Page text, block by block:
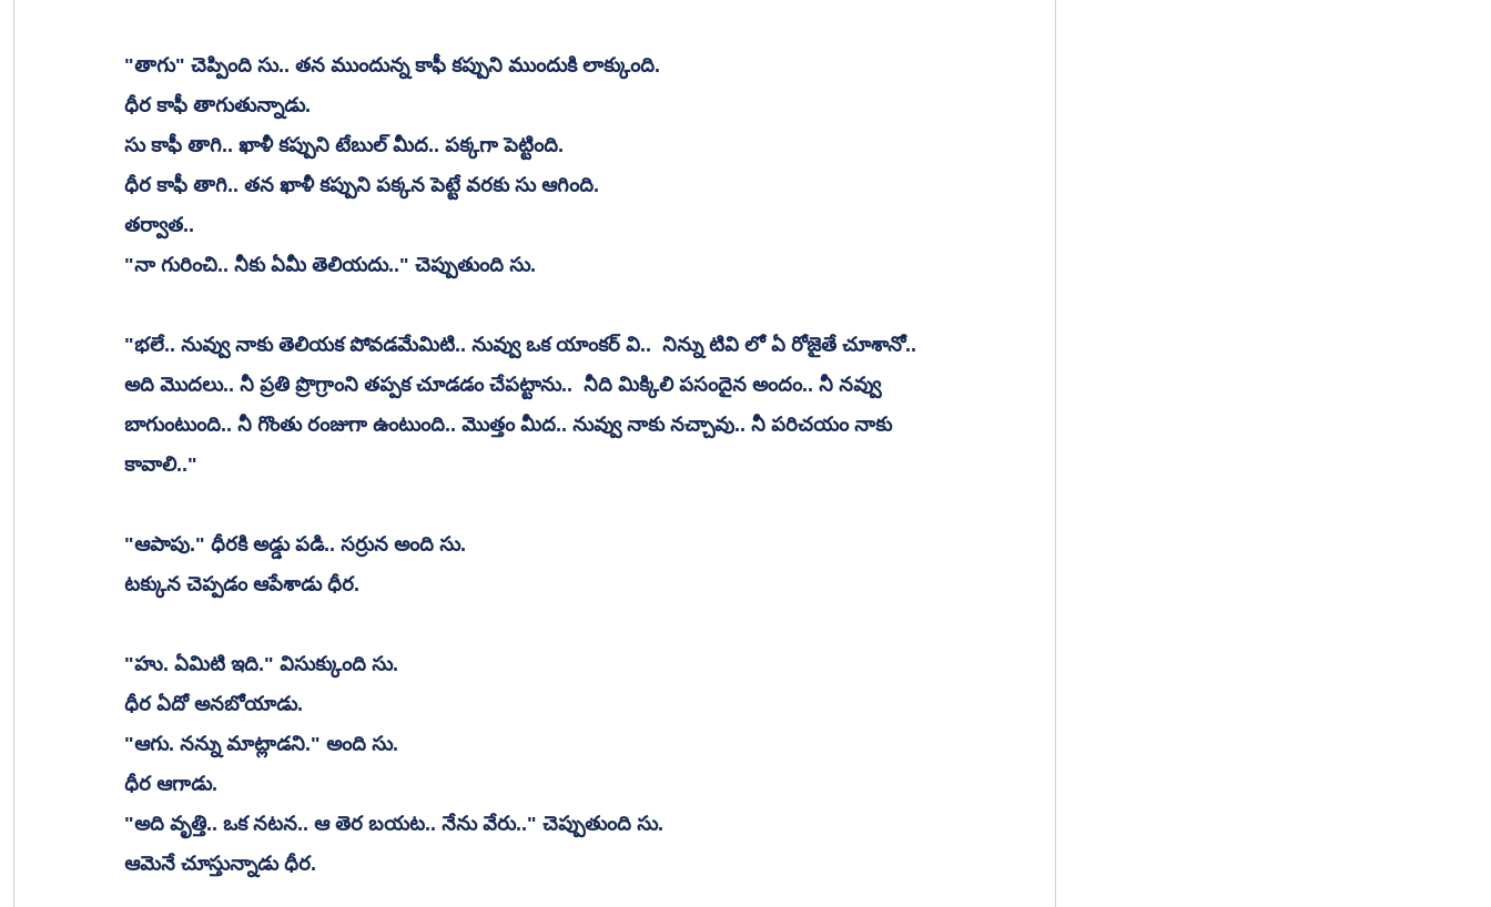
"తాగు" చెప్పింది సు.. తన ముందున్న కాఫీ కప్పుని ముందుకి లాక్కుంది.
ధీర కాఫీ తాగుతున్నాడు.
సు కాఫీ తాగి.. ఖాళీ కప్పుని టేబుల్ మీద.. పక్కగా పెట్టింది.
ధీర కాఫీ తాగి.. తన ఖాళీ కప్పుని పక్కన పెట్టే వరకు సు ఆగింది.
"నా గురించి.. నీకు ఏమీ తెలియదు.." చెప్పుతుంది సు.
"భలే.. నువ్వు నాకు తెలియక పోవడమేమిటి.. నువ్వు ఒక యాంకర్ వి..  నిన్ను టివి లో ఏ రోజైతే చూశానో..
అది మొదలు.. నీ ప్రతి ప్రొగ్రాంని తప్పక చూడడం చేపట్టాను..  నీది మిక్కిలి పసందైన అందం.. నీ నవ్వు
బాగుంటుంది.. నీ గొంతు రంజుగా ఉంటుంది.. మొత్తం మీద.. నువ్వు నాకు నచ్చావు.. నీ పరిచయం నాకు
కావాలి.."
"ఆపాపు." ధీరకి అడ్డు పడి.. సర్రున అంది సు.
టక్కున చెప్పడం ఆపేశాడు ధీర.
"హు. ఏమిటి ఇది." విసుక్కుంది సు.
ధీర ఏదో అనబోయాడు.
"ఆగు. నన్ను మాట్లాడని." అంది సు.
ధీర ఆగాడు.
"అది వృత్తి.. ఒక నటన.. ఆ తెర బయట.. నేను వేరు.." చెప్పుతుంది సు.
ఆమెనే చూస్తున్నాడు ధీర.